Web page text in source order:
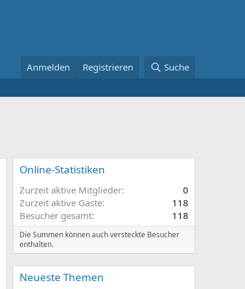
Anmelden Registrieren Suche
Online-Statistiken
Zurzeit aktive Mitglieder
0
Zurzeit aktive Gäste
118
Besucher gesamt
118
Die Summen können auch versteckte Besucher
enthalten.
Neueste Themen